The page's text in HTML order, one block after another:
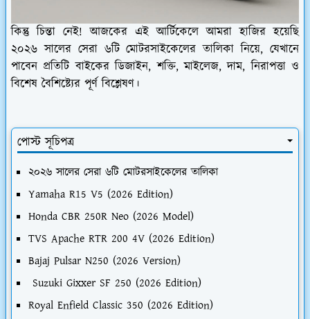
কিন্তু চিন্তা নেই! আজকের এই আর্টিকেলে আমরা হাজির হয়েছি
২০২৬ সালের সেরা ৬টি মোটরসাইকেলের তালিকা নিয়ে, যেখানে
পাবেন প্রতিটি বাইকের ডিজাইন, শক্তি, মাইলেজ, দাম, নিরাপত্তা ও
বিশেষ বৈশিষ্ট্যের পূর্ণ বিশ্লেষণ।
পোস্ট সূচিপত্র
২০২৬ সালের সেরা ৬টি মোটরসাইকেলের তালিকা
Yamaha R15 V5 (2026 Edition)
Honda CBR 250R Neo (2026 Model)
TVS Apache RTR 200 4V (2026 Edition)
Bajaj Pulsar N250 (2026 Version)
Suzuki Gixxer SF 250 (2026 Edition)
Royal Enfield Classic 350 (2026 Edition)